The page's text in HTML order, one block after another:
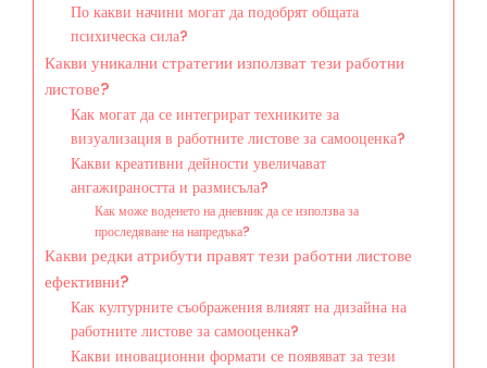
По какви начини могат да подобрят общата
психическа сила?
Какви уникални стратегии използват тези работни
листове?
Как могат да се интегрират техниките за
визуализация в работните листове за самооценка?
Какви креативни дейности увеличават
ангажираността и размисъла?
Как може воденето на дневник да се използва за
проследяване на напредъка?
Какви редки атрибути правят тези работни листове
ефективни?
Как културните съображения влияят на дизайна на
работните листове за самооценка?
Какви иновационни формати се появяват за тези